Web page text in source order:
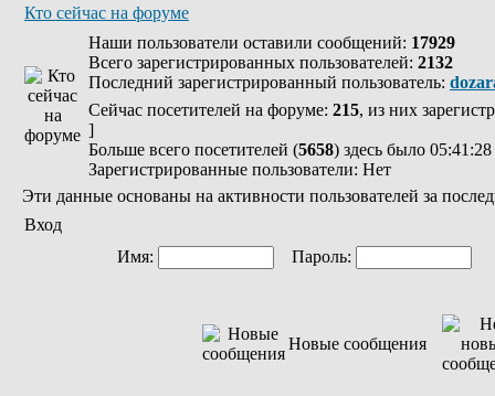
Кто сейчас на форуме
Наши пользователи оставили сообщений: 17929
Всего зарегистрированных пользователей: 2132
Последний зарегистрированный пользователь:
Сейчас посетителей на форуме: 215, из них
]
Больше всего посетителей (5658) здесь было
Зарегистрированные пользователи: Нет
Эти данные основаны на активности пользователей за
Вход
Имя:
Пароль:
Новые сообщения